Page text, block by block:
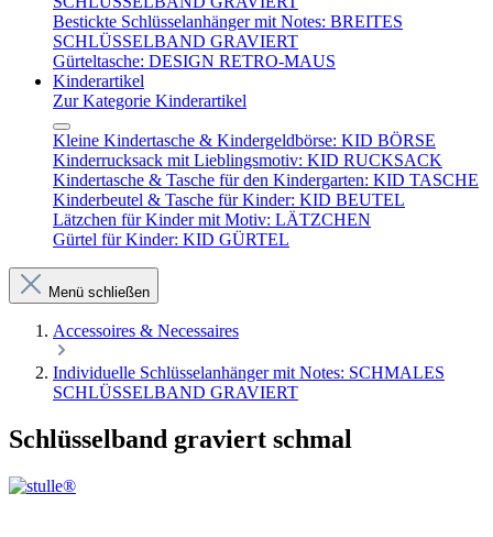
Bestickte Schlüsselanhänger mit Notes: BREITES
SCHLÜSSELBAND GRAVIERT
Gürteltasche: DESIGN RETRO-MAUS
Kinderartikel
Zur Kategorie Kinderartikel
Kleine Kindertasche & Kindergeldbörse: KID BÖRSE
Kinderrucksack mit Lieblingsmotiv: KID RUCKSACK
Kindertasche & Tasche für den Kindergarten: KID TASCHE
Kinderbeutel & Tasche für Kinder: KID BEUTEL
Lätzchen für Kinder mit Motiv: LÄTZCHEN
Gürtel für Kinder: KID GÜRTEL
Menü schließen
Accessoires & Necessaires
Individuelle Schlüsselanhänger mit Notes: SCHMALES
SCHLÜSSELBAND GRAVIERT
Schlüsselband graviert schmal